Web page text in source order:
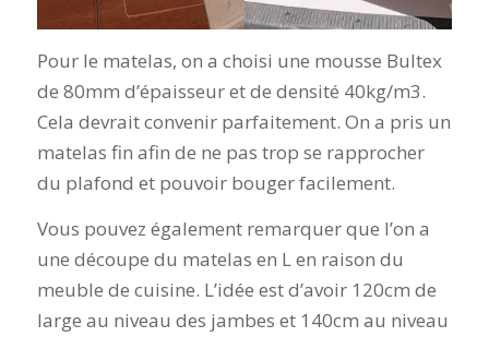
Pour le matelas, on a choisi une mousse Bultex
de 80mm d’épaisseur et de densité 40kg/m3.
Cela devrait convenir parfaitement. On a pris un
matelas fin afin de ne pas trop se rapprocher
du plafond et pouvoir bouger facilement.
Vous pouvez également remarquer que l’on a
une découpe du matelas en L en raison du
meuble de cuisine. L’idée est d’avoir 120cm de
large au niveau des jambes et 140cm au niveau